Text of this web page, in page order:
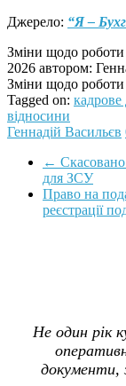
Джерело: “Я –
Зміни щодо роботи
2026 автором:
Зміни щодо роботи
Tagged on: кадрове
відносини
Геннадій Васильєв
←
для ЗСУ
Право на
реєстрації
Не один рік
документи,